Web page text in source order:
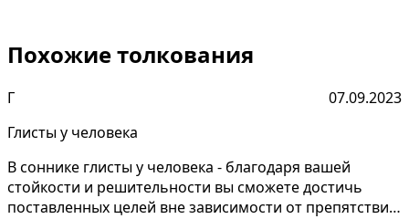
Похожие толкования
Г
07.09.2023
Глисты у человека
В соннике глисты у человека - благодаря вашей
стойкости и решительности вы сможете достичь
поставленных целей вне зависимости от препятствий.